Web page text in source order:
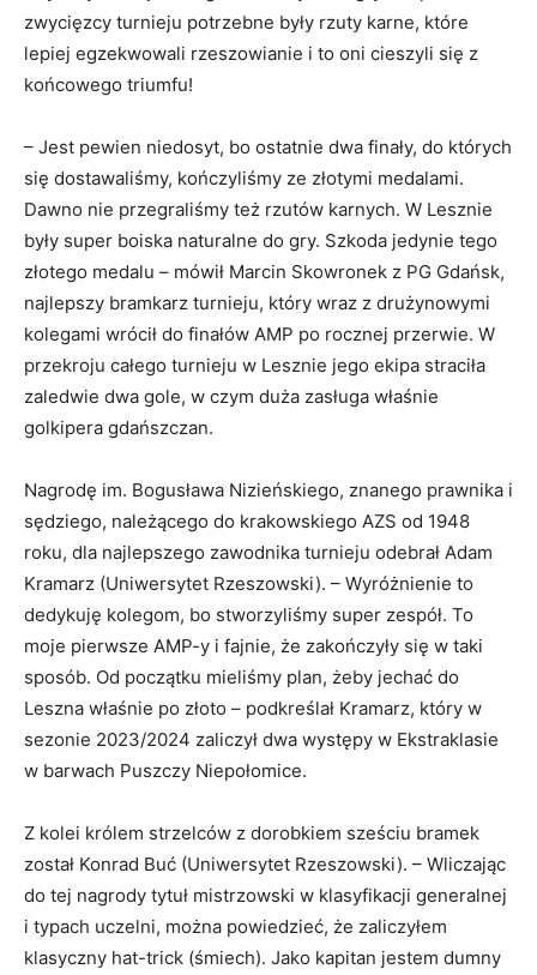
zwycięzcy turnieju potrzebne były rzuty karne, które
lepiej egzekwowali rzeszowianie i to oni cieszyli się z
końcowego triumfu!
– Jest pewien niedosyt, bo ostatnie dwa finały, do których
się dostawaliśmy, kończyliśmy ze złotymi medalami.
Dawno nie przegraliśmy też rzutów karnych. W Lesznie
były super boiska naturalne do gry. Szkoda jedynie tego
złotego medalu – mówił Marcin Skowronek z PG Gdańsk,
najlepszy bramkarz turnieju, który wraz z drużynowymi
kolegami wrócił do finałów AMP po rocznej przerwie. W
przekroju całego turnieju w Lesznie jego ekipa straciła
zaledwie dwa gole, w czym duża zasługa właśnie
golkipera gdańszczan.
Nagrodę im. Bogusława Nizieńskiego, znanego prawnika i
sędziego, należącego do krakowskiego AZS od 1948
roku, dla najlepszego zawodnika turnieju odebrał Adam
Kramarz (Uniwersytet Rzeszowski). – Wyróżnienie to
dedykuję kolegom, bo stworzyliśmy super zespół. To
moje pierwsze AMP-y i fajnie, że zakończyły się w taki
sposób. Od początku mieliśmy plan, żeby jechać do
Leszna właśnie po złoto – podkreślał Kramarz, który w
sezonie 2023/2024 zaliczył dwa występy w Ekstraklasie
w barwach Puszczy Niepołomice.
Z kolei królem strzelców z dorobkiem sześciu bramek
został Konrad Buć (Uniwersytet Rzeszowski). – Wliczając
do tej nagrody tytuł mistrzowski w klasyfikacji generalnej
i typach uczelni, można powiedzieć, że zaliczyłem
klasyczny hat-trick (śmiech). Jako kapitan jestem dumny